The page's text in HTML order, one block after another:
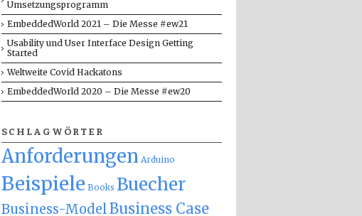
Umsetzungsprogramm
EmbeddedWorld 2021 – Die Messe #ew21
Usability und User Interface Design Getting
Started
Weltweite Covid Hackatons
EmbeddedWorld 2020 – Die Messe #ew20
SCHLAGWÖRTER
Anforderungen Arduino
Beispiele Books Buecher
Business-Model Business Case